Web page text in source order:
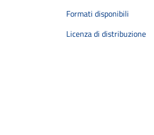
Formati disponibili
Licenza di distribuzione